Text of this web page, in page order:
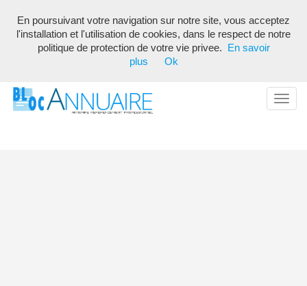
Annuaire référencement pour les webmasters, optimisé seo avec
description unique de votre fiche pour proposer du contenu pertinent
pour les moteurs de recherche ! Optimiser vos fiches
En poursuivant votre navigation sur notre site, vous acceptez
l'installation et l'utilisation de cookies, dans le respect de notre
politique de protection de votre vie privee.
En savoir
plus
Ok